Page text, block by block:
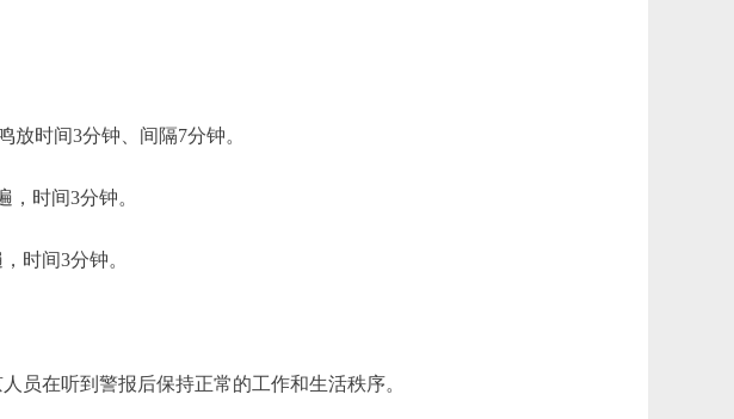
时间3分钟、间隔7分钟。
时间3分钟。
时间3分钟。
在听到警报后保持正常的工作和生活秩序。